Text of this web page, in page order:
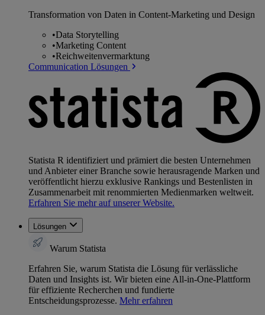
Transformation von Daten in Content-Marketing und Design
•Data Storytelling
•Marketing Content
•Reichweitenvermarktung
Communication Lösungen
Statista R identifiziert und prämiert die besten Unternehmen
und Anbieter einer Branche sowie herausragende Marken und
veröffentlicht hierzu exklusive Rankings und Bestenlisten in
Zusammenarbeit mit renommierten Medienmarken weltweit.
Erfahren Sie mehr auf unserer Website.
Lösungen
Warum Statista
Erfahren Sie, warum Statista die Lösung für verlässliche
Daten und Insights ist. Wir bieten eine All-in-One-Plattform
für effiziente Recherchen und fundierte
Entscheidungsprozesse. Mehr erfahren